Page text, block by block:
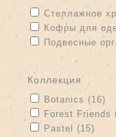
ApplyСтеллажное
Apply Кофры для
Кофры для
Apply Подвесные
Подвесные
Apply Подвесные
коллекция
Apply Botanics
Botanics (16)
Apply Forest
Forest Friends
Apply Pastel filter
Pastel (15)